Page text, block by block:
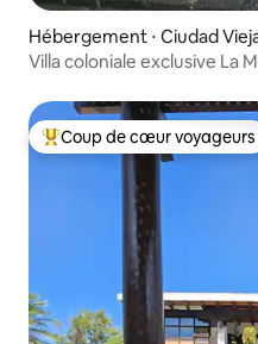
Hébergement ⋅ Ciudad
Villa coloniale exclusive La
Coups de cœur voyageurs
Coup de cœur voyageurs